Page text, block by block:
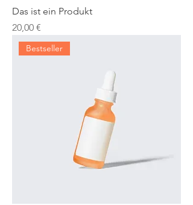
Das ist ein Produkt
Preis
20,00 €
Bestseller